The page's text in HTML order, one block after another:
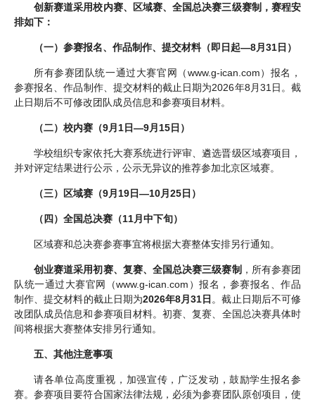
创新赛道采用校内赛、区域赛、全国总决赛三级赛制，赛程安
排如下：
（一）参赛报名、作品制作、提交材料（即日起—8月31日）
所有参赛团队统一通过大赛官网（www.g-ican.com）报名，
参赛报名、作品制作、提交材料的截止日期为2026年8月31日。截
止日期后不可修改团队成员信息和参赛项目材料。
（二）校内赛（9月1日—9月15日）
学校组织专家依托大赛系统进行评审、遴选晋级区域赛项目，
并对评定结果进行公示，公示无异议的推荐参加北京区域赛。
（三）区域赛（9月19日—10月25日）
（四）全国总决赛（11月中下旬）
区域赛和总决赛参赛事宜将根据大赛整体安排另行通知。
创业赛道采用初赛、复赛、全国总决赛三级赛制 ，所有参赛团
队统一通过大赛官网（www.g-ican.com）报名，参赛报名、作品
制作、提交材料的截止日期为2026年8月31日 。截止日期后不可修
改团队成员信息和参赛项目材料。初赛、复赛、全国总决赛具体时
间将根据大赛整体安排另行通知。
五、其他注意事项
请各单位高度重视，加强宣传，广泛发动，鼓励学生报名参
赛。参赛项目要符合国家法律法规，必须为参赛团队原创项目，使